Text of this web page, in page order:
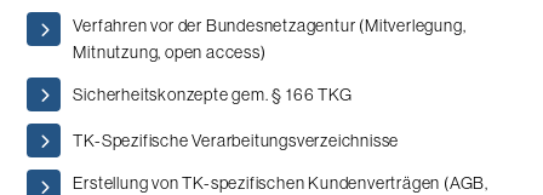
Verfahren vor der Bundesnetzagentur (Mitverlegung,
Mitnutzung, open access)
Sicherheitskonzepte gem. § 166 TKG
TK-Spezifische Verarbeitungsverzeichnisse
Erstellung von TK-spezifischen Kundenverträgen (AGB,